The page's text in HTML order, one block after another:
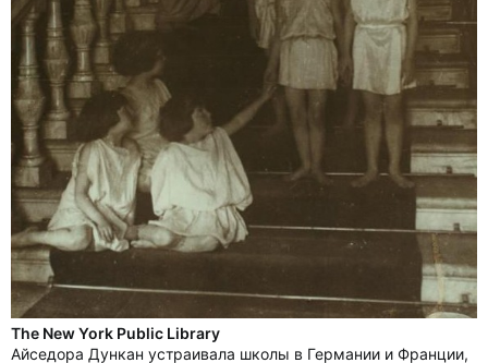
The New York Public Library
Айседора Дункан устраивала школы в Германии и Франции,